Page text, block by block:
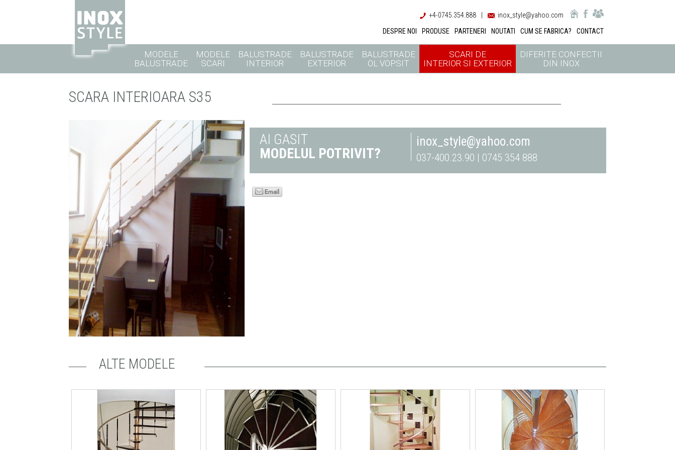
+4-0745.354.888
inox_style@yahoo.com
DESPRE NOI
PRODUSE PARTENERI NOUTATI CUM SE FABRICA? CONTACT
MODELE
BALUSTRADE
MODELE
SCARI
BALUSTRADE
INTERIOR
BALUSTRADE
EXTERIOR
BALUSTRADE
OL VOPSIT
SCARI DE
INTERIOR SI EXTERIOR
DIFERITE CONFECTII
DIN INOX
SCARA INTERIOARA S35
AI GASIT
MODELUL POTRIVIT?
inox_style@yahoo.com
037-400.23.90 | 0745 354 888
ALTE MODELE